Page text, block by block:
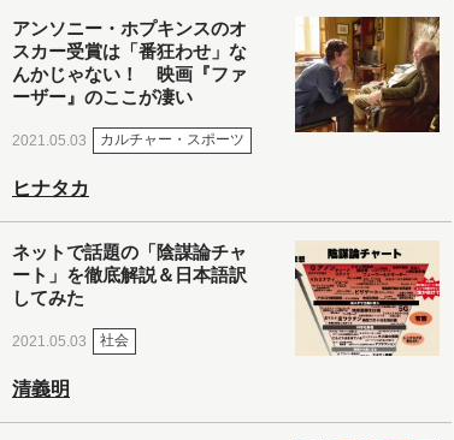
アンソニー・ホプキンスのオ
スカー受賞は「番狂わせ」な
んかじゃない！ 映画『ファ
ーザー』のここが凄い
2021.05.03 カルチャー・スポーツ
ヒナタカ
ネットで話題の「陰謀論チャ
ート」を徹底解説＆日本語訳
してみた
2021.05.03 社会
清義明